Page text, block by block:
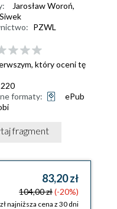
Jarosław Woroń,
PZWL
który oceni tę
220
formaty:
ePub
fragment
83,20 zł
104,00 zł(-20%)
najniższa cena z 30 dni